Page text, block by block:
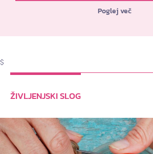
Poglej več
$
ŽIVLJENJSKI SLOG